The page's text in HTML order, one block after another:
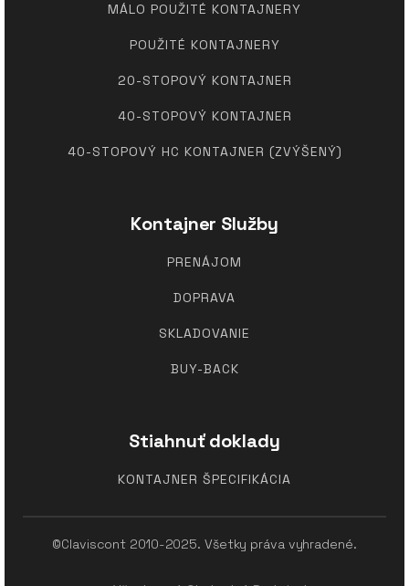
MÁLO POUŽITÉ KONTAJNERY
POUŽITÉ KONTAJNERY
20-STOPOVÝ KONTAJNER
40-STOPOVÝ KONTAJNER
40-STOPOVÝ HC KONTAJNER (ZVÝŠENÝ)
Kontajner Služby
PRENÁJOM
DOPRAVA
SKLADOVANIE
BUY-BACK
Stiahnuť doklady
KONTAJNER ŠPECIFIKÁCIA
©Claviscont 2010-2025. Všetky práva vyhradené.